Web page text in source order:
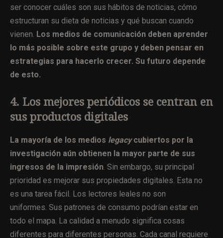
ser conocer cuáles son sus hábitos de noticias, cómo
estructuran su dieta de noticias y qué buscan cuando
vienen. Los medios de comunicación deben aprender
lo más posible sobre este grupo y deben pensar en
estrategias para hacerlo crecer. Su futuro depende
de esto.
4. Los mejores periódicos se centran en
sus productos digitales
La mayoría de los medios legacycubiertos por la
investigación aún obtienen la mayor parte de sus
ingresos de la impresión. Sin embargo, su principal
prioridad es mejorar sus propiedades digitales. Esta no
es una tarea fácil. Los lectores leales no son
uniformes. Sus patrones de consumo podrían estar en
todo el mapa. La calidad a menudo significa cosas
diferentes para diferentes personas. Cada canal requiere